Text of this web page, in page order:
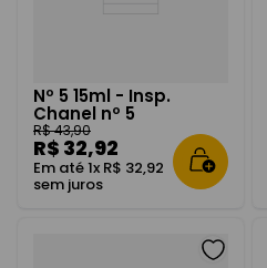
Nº 5 15ml - Insp.
Chanel nº 5
R$43,90
R$ 32,92
Em até1x R$ 32,92
sem juros